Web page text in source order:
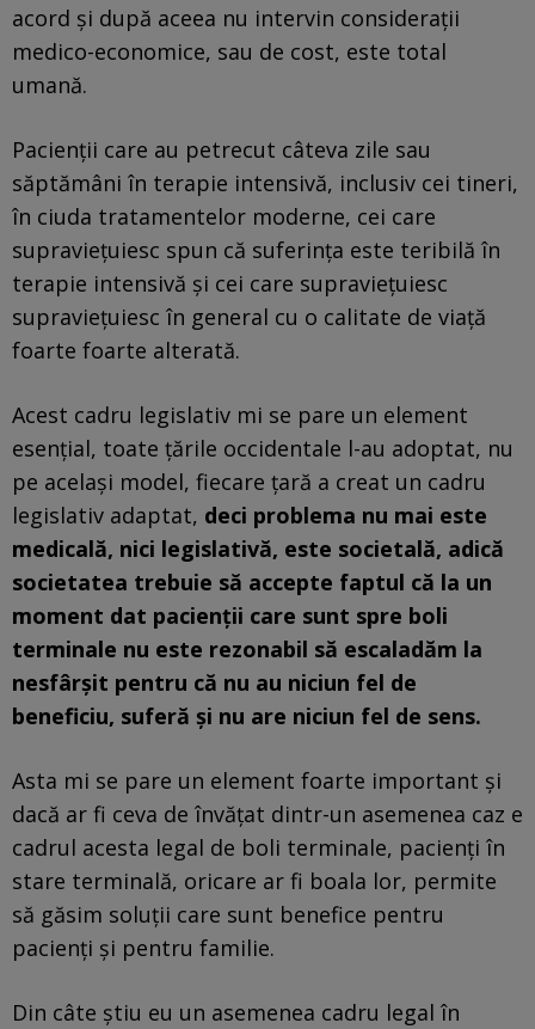
acord şi după aceea nu intervin consideraţii
medico-economice, sau de cost, este total
umană.
Pacienţii care au petrecut câteva zile sau
săptămâni în terapie intensivă, inclusiv cei tineri,
în ciuda tratamentelor moderne, cei care
supravieţuiesc spun că suferinţa este teribilă în
terapie intensivă şi cei care supravieţuiesc
supravieţuiesc în general cu o calitate de viaţă
foarte foarte alterată.
Acest cadru legislativ mi se pare un element
esenţial, toate ţările occidentale l-au adoptat, nu
pe acelaşi model, fiecare ţară a creat un cadru
legislativ adaptat, deci problema nu mai este
medicală, nici legislativă, este societală, adică
societatea trebuie să accepte faptul că la un
moment dat pacienţii care sunt spre boli
terminale nu este rezonabil să escaladăm la
nesfârşit pentru că nu au niciun fel de
beneficiu, suferă şi nu are niciun fel de sens.
Asta mi se pare un element foarte important şi
dacă ar fi ceva de învăţat dintr-un asemenea caz e
cadrul acesta legal de boli terminale, pacienţi în
stare terminală, oricare ar fi boala lor, permite
să găsim soluţii care sunt benefice pentru
pacienţi şi pentru familie.
Din câte ştiu eu un asemenea cadru legal în